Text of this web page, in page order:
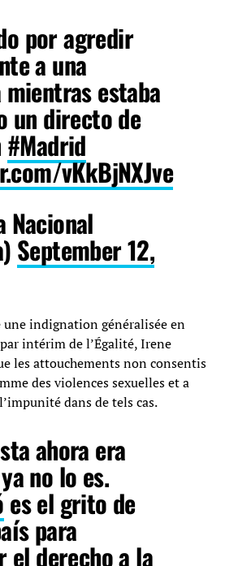
por agredir
a una
estaba
un directo de
#Madrid
vKkBjNXJve
September 12,
indignation généralisée en
intérim de l’Égalité, Irene
les attouchements non consentis
des violences sexuelles et a
dans de tels cas.
ahora era
no lo es.
es el grito de
para
el derecho a la